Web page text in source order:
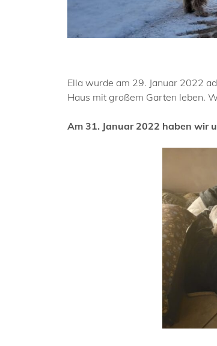
Ella wurde am 29. Januar 2022
Haus mit großem Garten leben.
Am 31. Januar 2022 haben wir